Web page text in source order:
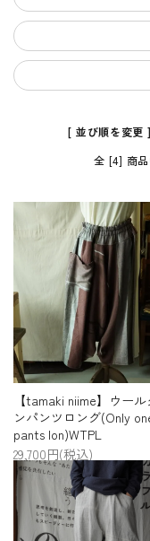
インフォメーション
お知らせ
ご利用ガイド
特定商取引法について
お問い合わせ
[ 並び順を変更 ]
全 [4] 商
【tamaki niime】ウー
ンパンツロング(Only
pants lon)WTPL
29,700円(税込)